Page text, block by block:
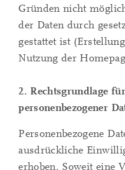
Gründen nicht
der Daten durch
gestattet ist
Nutzung der
2. Rechtsgrundlage
personenbezogener
Personenbezogene
ausdrückliche
erhoben. Soweit eine